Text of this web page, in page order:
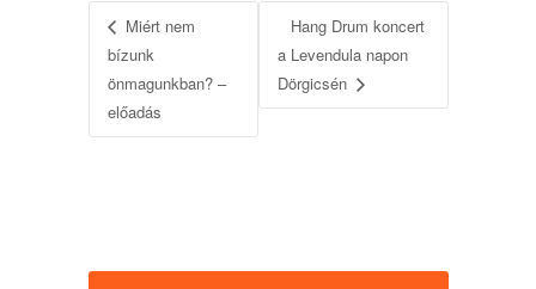
Miért nem
bízunk
önmagunkban? –
előadás
Hang Drum koncert
a Levendula napon
Dörgicsén